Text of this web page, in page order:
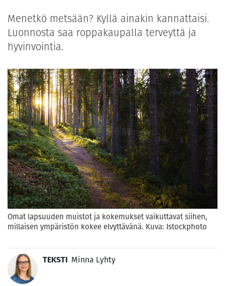
Menetkö metsään? Kyllä ainakin kannattaisi.
Luonnosta saa roppakaupalla terveyttä ja
hyvinvointia.
Omat lapsuuden muistot ja kokemukset vaikuttavat siihen,
millaisen ympäristön kokee elvyttävänä. Kuva: Istockphoto
TEKSTI Minna Lyhty